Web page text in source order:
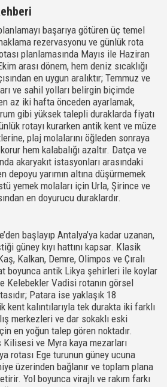
başarıya götüren üç temel
rezervasyonu ve günlük rota
planlamasında Mayıs ile Haziran
arası dönem, hem deniz sıcaklığı
en uygun aralıktır; Temmuz ve
ve sahil yolları belirgin biçimde
az iki hafta önceden ayarlamak,
gibi yüksek talepli duraklarda fiyatı
rotayı kurarken antik kent ve müze
plaj molalarını öğleden sonraya
hem kalabalığı azaltır. Datça ve
akaryakıt istasyonları arasındaki
depoyu yarımın altına düşürmemek
yemek molaları için Urla, Şirince ve
en doyurucu duraklardır.
başlayıp Antalya’ya kadar uzanan,
güney kıyı hattını kapsar. Klasik
Kalkan, Demre, Olimpos ve Çıralı
boyunca antik Likya şehirleri ile koylar
Kelebekler Vadisi rotanın görsel
Patara ise yaklaşık 18
kent kalıntılarıyla tek durakta iki farklı
merkezleri ve dar sokaklı eski
en yoğun talep gören noktadır.
Kilisesi ve Myra kaya mezarları
rotası Ege turunun güney ucuna
üzerinden bağlanır ve toplam plana
Yol boyunca virajlı ve rakım farkı